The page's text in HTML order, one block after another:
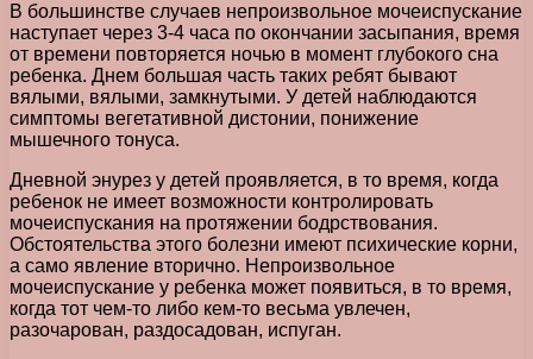
В большинстве случаев непроизвольное мочеиспускание
наступает через 3-4 часа по окончании засыпания, время
от времени повторяется ночью в момент глубокого сна
ребенка. Днем большая часть таких ребят бывают
вялыми, вялыми, замкнутыми. У детей наблюдаются
симптомы вегетативной дистонии, понижение
мышечного тонуса.
Дневной энурез у детей проявляется, в то время, когда
ребенок не имеет возможности контролировать
мочеиспускания на протяжении бодрствования.
Обстоятельства этого болезни имеют психические корни,
а само явление вторично. Непроизвольное
мочеиспускание у ребенка может появиться, в то время,
когда тот чем-то либо кем-то весьма увлечен,
разочарован, раздосадован, испуган.